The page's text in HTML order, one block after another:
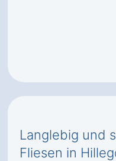
Langlebig und
Fliesen in